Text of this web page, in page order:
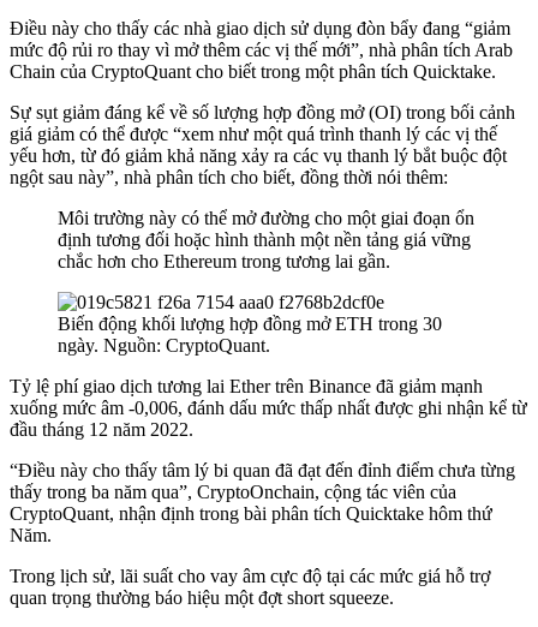
Điều này cho thấy các nhà giao dịch sử dụng đòn bẩy đang “giảm
mức độ rủi ro thay vì mở thêm các vị thế mới”, nhà phân tích Arab
Chain của CryptoQuant cho biết trong một phân tích Quicktake.
Sự sụt giảm đáng kể về số lượng hợp đồng mở (OI) trong bối cảnh
giá giảm có thể được “xem như một quá trình thanh lý các vị thế
yếu hơn, từ đó giảm khả năng xảy ra các vụ thanh lý bắt buộc đột
ngột sau này”, nhà phân tích cho biết, đồng thời nói thêm:
Môi trường này có thể mở đường cho một giai đoạn ổn
định tương đối hoặc hình thành một nền tảng giá vững
chắc hơn cho Ethereum trong tương lai gần.
Biến động khối lượng hợp đồng mở ETH trong 30
ngày. Nguồn: CryptoQuant.
Tỷ lệ phí giao dịch tương lai Ether trên Binance đã giảm mạnh
xuống mức âm -0,006, đánh dấu mức thấp nhất được ghi nhận kể từ
đầu tháng 12 năm 2022.
“Điều này cho thấy tâm lý bi quan đã đạt đến đỉnh điểm chưa từng
thấy trong ba năm qua”, CryptoOnchain, cộng tác viên của
CryptoQuant, nhận định trong bài phân tích Quicktake hôm thứ
Năm.
Trong lịch sử, lãi suất cho vay âm cực độ tại các mức giá hỗ trợ
quan trọng thường báo hiệu một đợt short squeeze.